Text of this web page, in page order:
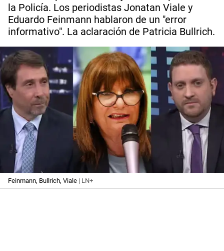
la Policía. Los periodistas Jonatan Viale y
Eduardo Feinmann hablaron de un "error
informativo". La aclaración de Patricia Bullrich.
Feinmann, Bullrich, Viale | LN+